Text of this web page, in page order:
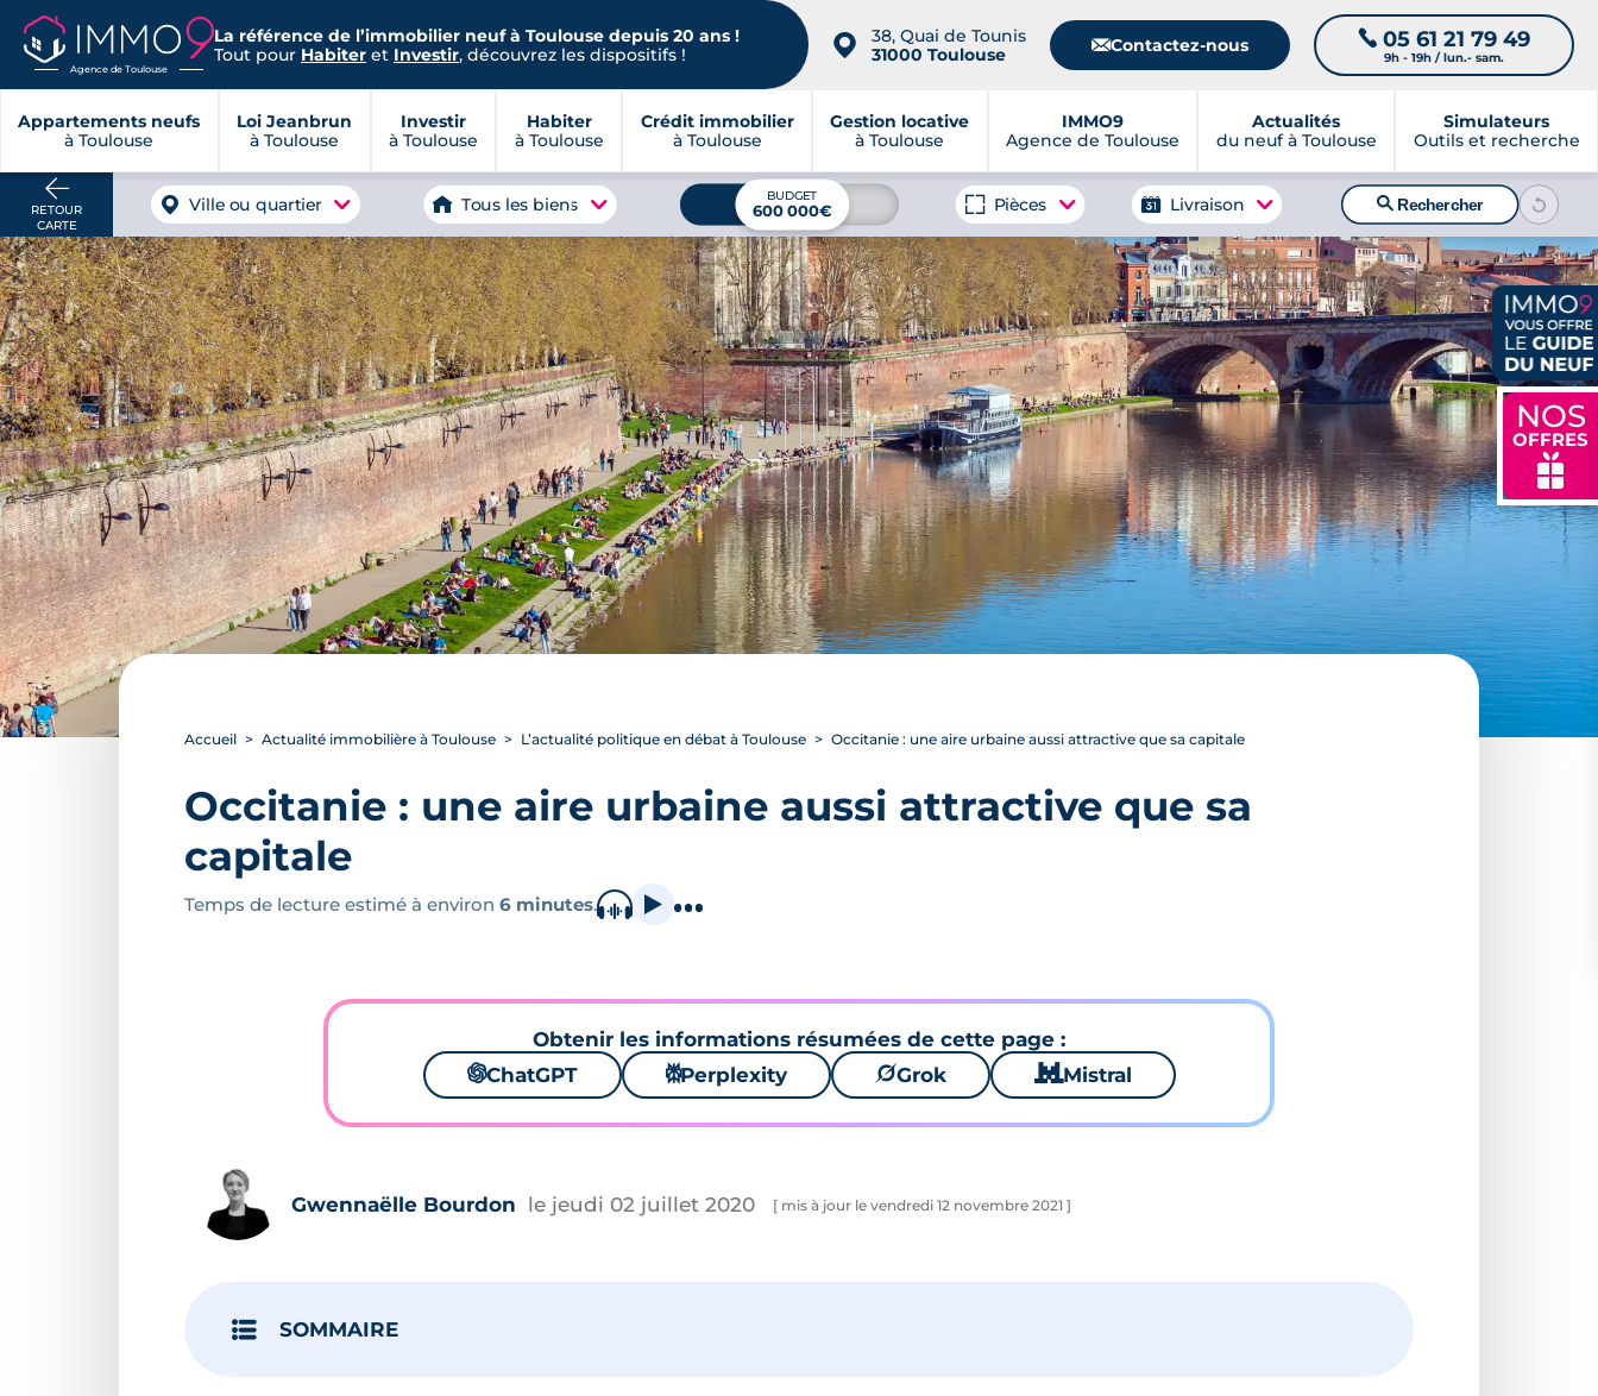
Agence de Toulouse
La référence de l’immobilier neuf à Toulouse depuis 20 ans !
Tout pour Habiter et Investir, découvrez les dispositifs ! 📍
38, Quai de Tounis
31000 Toulouse
📧Contactez-nous 📞 05 61 21 79 49
9h - 19h / lun.- sam.
Appartements neufs
à Toulouse
Loi Jeanbrun
à Toulouse
Investir
à Toulouse
Habiter
à Toulouse
Crédit immobilier
à Toulouse
Gestion locative
à Toulouse
IMMO9
Agence de Toulouse
Actualités
du neuf à Toulouse
Simulateurs
Outils et recherche
NOS
OFFRES
🎁
RETOUR
CARTE
Ville ou quartier Tous les biens BUDGET
600 000€ Pièces Livraison 🔍Rechercher
Accueil Actualité immobilière à Toulouse L’actualité politique en débat à Toulouse Occitanie : une aire urbaine aussi attractive que sa capitale
Occitanie : une aire urbaine aussi attractive que sa
capitale
Temps de lecture estimé à environ 6 minutes.
Obtenir les informations résumées de cette page :
🌌ChatGPT ⚙Perplexity 🪐Grok 🐱 Mistral
Gwennaëlle Bourdon le jeudi 02 juillet 2020 [ mis à jour le vendredi 12 novembre 2021 ]
SOMMAIRE